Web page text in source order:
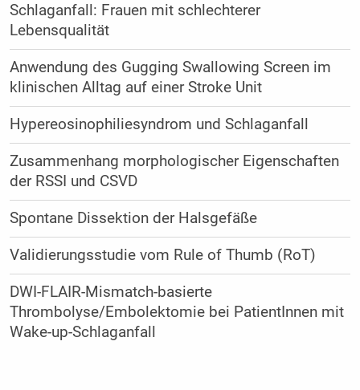
Schlaganfall: Frauen mit schlechterer
Lebensqualität
Anwendung des Gugging Swallowing Screen im
klinischen Alltag auf einer Stroke Unit
Hypereosinophiliesyndrom und Schlaganfall
Zusammenhang morphologischer Eigenschaften
der RSSI und CSVD
Spontane Dissektion der Halsgefäße
Validierungsstudie vom Rule of Thumb (RoT)
DWI-FLAIR-Mismatch-basierte
Thrombolyse/Embolektomie bei PatientInnen mit
Wake-up-Schlaganfall